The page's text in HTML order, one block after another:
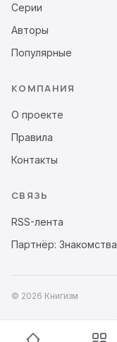
Серии
Авторы
Популярные
КОМПАНИЯ
О проекте
Правила
Контакты
СВЯЗЬ
RSS-лента
Партнёр: Знакомства
© 2026 Книгизм